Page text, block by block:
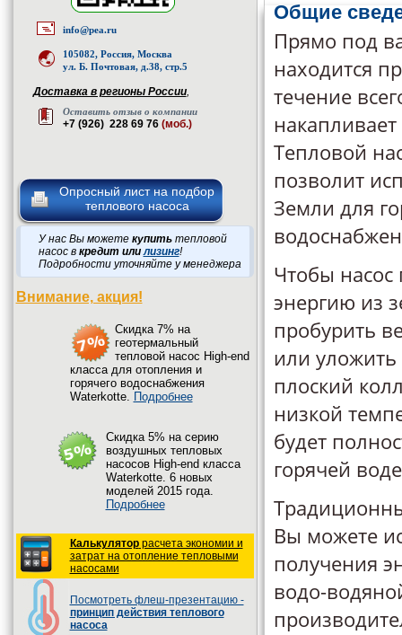
info@pea.ru
105082, Россия, Москва
ул. Б. Почтовая, д.38, стр.5
Доставка в регионы России,
Оставить отзыв о компании
+7 (926) 228 69 76 (моб.)
Опросный лист на подбор
теплового насоса
У нас Вы можете купитьтепловой
насос в кредит илилизинг!
Подробности уточняйте у менеджера
Внимание, акция!
Cкидка 7% на
геотермальный
тепловой насос High-end
класса для отопления и
горячего водоснабжения
Waterkotte. Подробнее
Cкидка 5% на серию
воздушных тепловых
насосов High-end класса
Waterkotte. 6 новых
моделей 2015 года.
Подробнее
Калькуляторрасчета экономии и
затрат на отопление тепловыми
насосами
Посмотреть флеш-презентацию -
принцип действия теплового
насоса
Общие
Прямо под
находится
течение
Тепловой
позволит
Земли для
Чтобы насос
энергию из
пробурить
или уложить
плоский
низкой
будет
горячей
Вы можете
получения
водо-